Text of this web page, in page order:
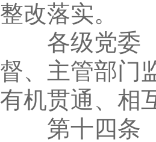
整改落实。
各级党委（
督、主管部门
有机贯通、相
第十四条 各